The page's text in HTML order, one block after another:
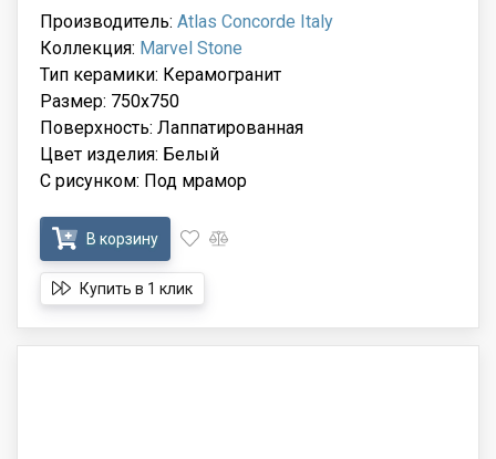
Производитель: Atlas Concorde Italy
Коллекция: Marvel Stone
Тип керамики: Керамогранит
Размер: 750x750
Поверхность: Лаппатированная
Цвет изделия: Белый
С рисунком: Под мрамор
В корзину
Купить в 1 клик